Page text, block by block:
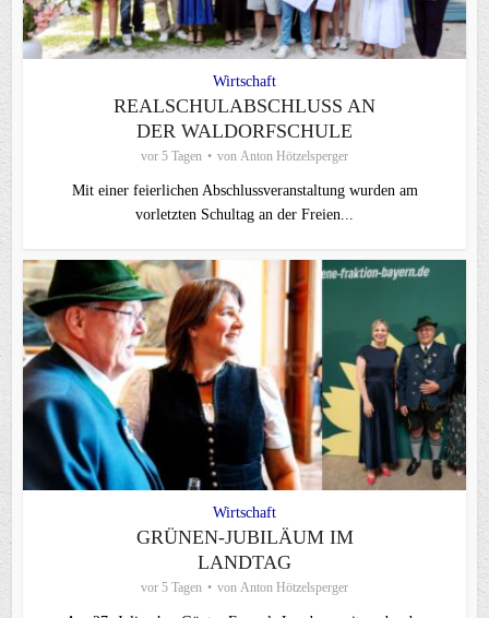
Wirtschaft
REALSCHULABSCHLUSS AN
DER WALDORFSCHULE
vor 5 Tagen von Anton Hötzelsperger
Mit einer feierlichen Abschlussveranstaltung wurden am
vorletzten Schultag an der Freien...
Wirtschaft
GRÜNEN-JUBILÄUM IM
LANDTAG
vor 5 Tagen von Anton Hötzelsperger